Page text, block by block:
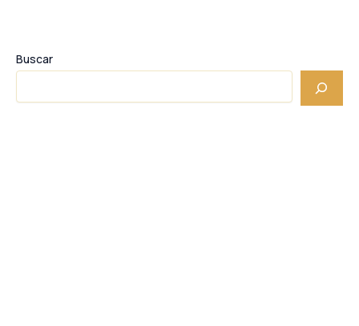
Buscar